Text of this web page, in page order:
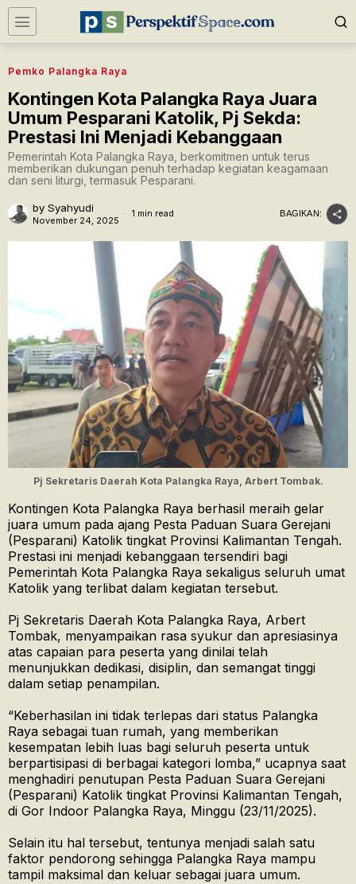
Pemko Palangka Raya
Kontingen Kota Palangka Raya Juara
Umum Pesparani Katolik, Pj Sekda:
Prestasi Ini Menjadi Kebanggaan
Pemerintah Kota Palangka Raya, berkomitmen untuk terus
memberikan dukungan penuh terhadap kegiatan keagamaan
dan seni liturgi, termasuk Pesparani.
by Syahyudi
November 24, 2025
1 min read BAGIKAN:
Pj Sekretaris Daerah Kota Palangka Raya, Arbert Tombak.
Kontingen Kota Palangka Raya berhasil meraih gelar
juara umum pada ajang Pesta Paduan Suara Gerejani
(Pesparani) Katolik tingkat Provinsi Kalimantan Tengah.
Prestasi ini menjadi kebanggaan tersendiri bagi
Pemerintah Kota Palangka Raya sekaligus seluruh umat
Katolik yang terlibat dalam kegiatan tersebut.
Pj Sekretaris Daerah Kota Palangka Raya, Arbert
Tombak, menyampaikan rasa syukur dan apresiasinya
atas capaian para peserta yang dinilai telah
menunjukkan dedikasi, disiplin, dan semangat tinggi
dalam setiap penampilan.
“Keberhasilan ini tidak terlepas dari status Palangka
Raya sebagai tuan rumah, yang memberikan
kesempatan lebih luas bagi seluruh peserta untuk
berpartisipasi di berbagai kategori lomba,” ucapnya saat
menghadiri penutupan Pesta Paduan Suara Gerejani
(Pesparani) Katolik tingkat Provinsi Kalimantan Tengah,
di Gor Indoor Palangka Raya, Minggu (23/11/2025).
Selain itu hal tersebut, tentunya menjadi salah satu
faktor pendorong sehingga Palangka Raya mampu
tampil maksimal dan keluar sebagai juara umum.